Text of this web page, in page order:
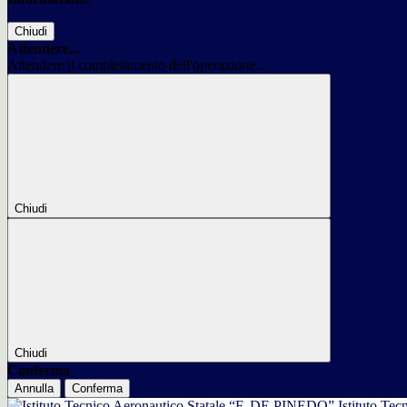
Chiudi
Attendere...
Attendere il completamento dell'operazione...
Chiudi
Chiudi
Conferma
Annulla Conferma